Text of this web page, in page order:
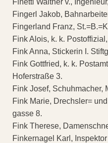
Fingerl Jakob,
Fingerland Franz,
Fink Alois, k. k.
Fink Anna, Stickerin I.
Fink Gottfried, k. k.
Hoferstraße 3.
Fink Josef, Schuhmacher,
Fink Marie, Drechsler=
gasse 8.
Fink Therese,
Finkernagel Karl,